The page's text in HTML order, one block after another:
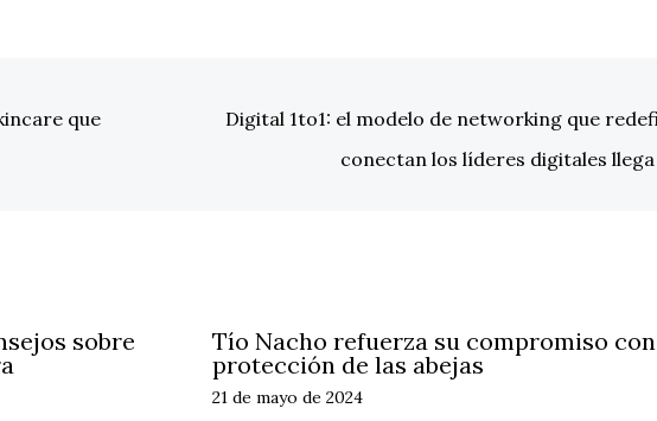
que
Digital 1to1: el modelo de networking que
conectan los líderes digitales
sobre
Tío Nacho refuerza su compromiso
protección de las abejas
21 de mayo de 2024